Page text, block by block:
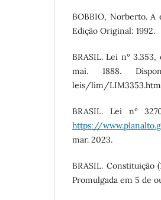
BOBBIO, Norberto. A
Edição Original: 1992.
BRASIL. Lei nº 3.353,
mai. 1888.
leis/lim/LIM3353.htm.
BRASIL. Lei nº
https://
mar. 2023.
BRASIL. Constituição
Promulgada em 5 de